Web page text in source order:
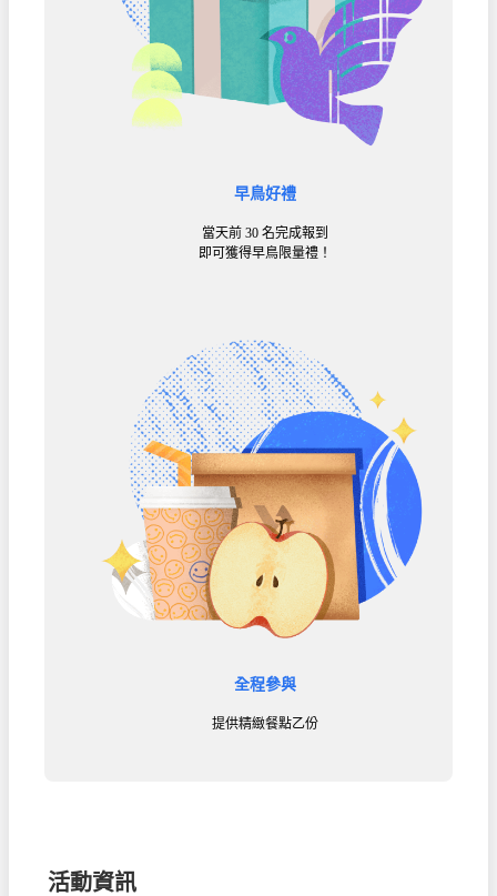
早鳥好禮
當天前 30 名完成報到
即可獲得早鳥限量禮！
全程參與
提供精緻餐點乙份
活動資訊